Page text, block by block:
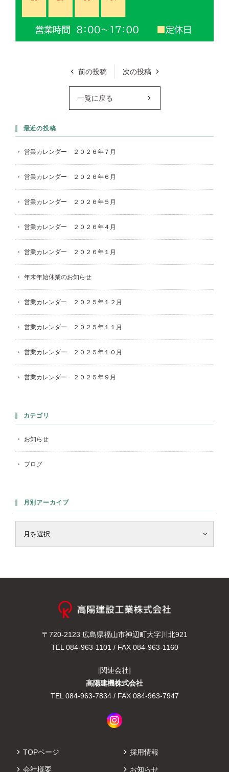
前の投稿 次の投稿
一覧に戻る
最近の投稿
営業カレンダー ２０２６年７月
営業カレンダー ２０２６年６月
営業カレンダー ２０２６年５月
営業カレンダー ２０２６年４月
営業カレンダー ２０２６年１月
年末年始休業のお知らせ
営業カレンダー ２０２５年１２月
営業カレンダー ２０２５年１１月
営業カレンダー ２０２５年１０月
営業カレンダー ２０２５年９月
カテゴリ
お知らせ
ブログ
月別アーカイブ
〒720-2123 広島県福山市神辺町大字川北921
TEL 084-963-1101 / FAX 084-963-1160
[関連会社]
高陽建機株式会社
TEL 084-963-7834/ FAX 084-963-7947
TOPページ
会社概要
採用情報
お知らせ